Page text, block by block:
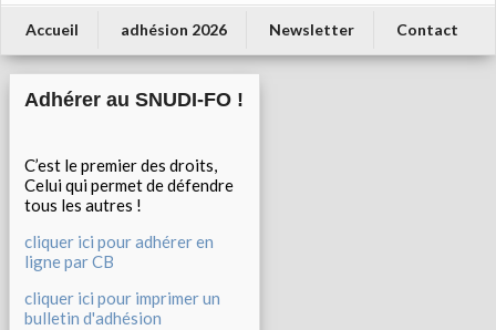
Accueil adhésion 2026 Newsletter Contact
Adhérer au SNUDI-FO !
C’est le premier des droits,
Celui qui permet de défendre
tous les autres !
cliquer ici pour adhérer en
ligne par CB
cliquer ici pour imprimer un
bulletin d'adhésion